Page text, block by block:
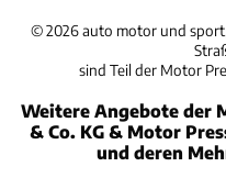
©2026 auto motor und
sind Teil der Motor
Weitere Angebote der
& Co. KG & Motor
und deren